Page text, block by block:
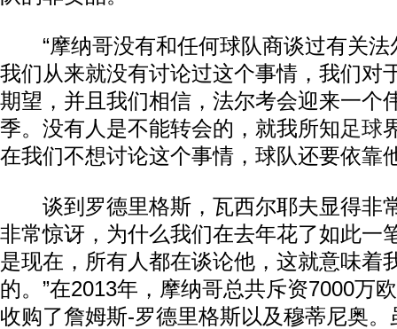
“摩纳哥没有和任何球队商谈过有关法
我们从来就没有讨论过这个事情，我们对
期望，并且我们相信，法尔考会迎来一个
季。没有人是不能转会的，就我所知足球
在我们不想讨论这个事情，球队还要依靠
谈到罗德里格斯，瓦西尔耶夫显得非
非常惊讶，为什么我们在去年花了如此一
是现在，所有人都在谈论他，这就意味着
的。”在2013年，摩纳哥总共斥资7000万
收购了詹姆斯-罗德里格斯以及穆蒂尼奥